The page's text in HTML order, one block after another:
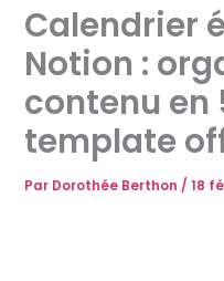
Calendrier
Notion :
contenu en
template
Par Dorothée Berthon /18